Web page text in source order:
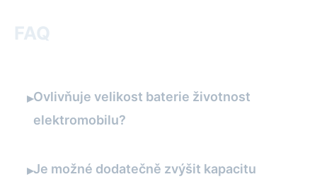
FAQ
▸Ovlivňuje velikost baterie životnost
elektromobilu?
▸Je možné dodatečně zvýšit kapacitu